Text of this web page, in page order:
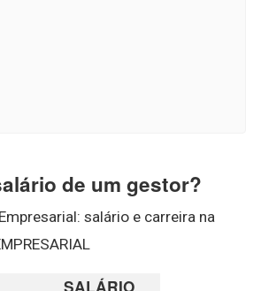
de um gestor?
salário e carreira na